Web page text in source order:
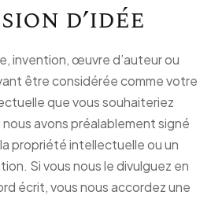
d’idée
invention, œuvre d’auteur ou
être considérée comme votre
que vous souhaiteriez
avons préalablement signé
propriété intellectuelle ou un
Si vous nous le divulguez en
écrit, vous nous accordez une